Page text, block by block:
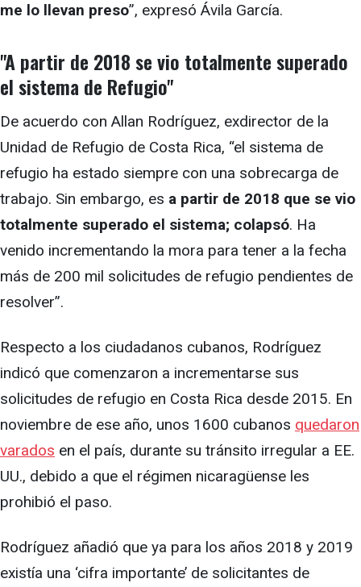
me lo llevan preso”, expresó Ávila García.
"A partir de 2018 se vio totalmente superado
el sistema de Refugio"
De acuerdo con Allan Rodríguez, exdirector de la
Unidad de Refugio de Costa Rica, “el sistema de
refugio ha estado siempre con una sobrecarga de
trabajo. Sin embargo, es a partir de 2018 que se vio
totalmente superado el sistema; colapsó. Ha
venido incrementando la mora para tener a la fecha
más de 200 mil solicitudes de refugio pendientes de
resolver”.
Respecto a los ciudadanos cubanos, Rodríguez
indicó que comenzaron a incrementarse sus
solicitudes de refugio en Costa Rica desde 2015. En
noviembre de ese año, unos 1600 cubanos quedaron
varados en el país, durante su tránsito irregular a EE.
UU., debido a que el régimen nicaragüense les
prohibió el paso.
Rodríguez añadió que ya para los años 2018 y 2019
existía una ‘cifra importante’ de solicitantes de